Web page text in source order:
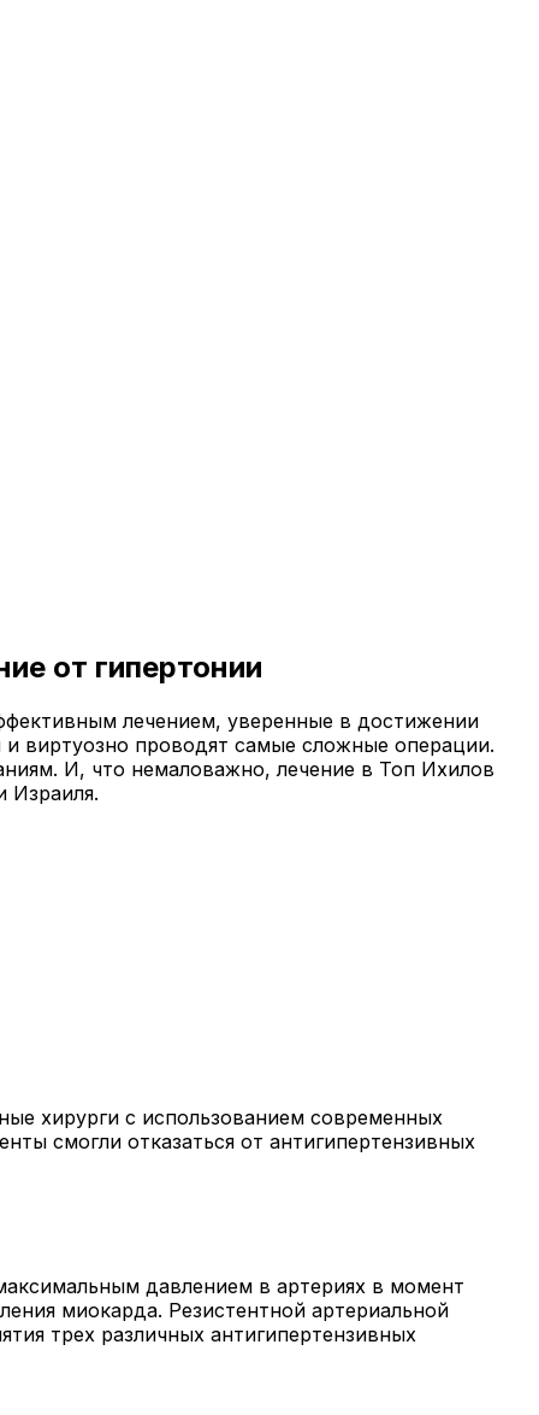
от гипертонии
лечением, уверенные в достижении
виртуозно проводят самые сложные операции.
И, что немаловажно, лечение в Топ Ихилов
Израиля.
хирурги с использованием современных
смогли отказаться от антигипертензивных
давлением в артериях в момент
миокарда. Резистентной артериальной
трех различных антигипертензивных